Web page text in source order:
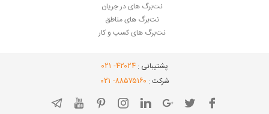
نت‌برگ های در جریان
نت‌برگ های مناطق
نت‌برگ های کسب و کار
پشتیبانی : ۴۲۰۲۴- ۰۲۱
شرکت : ۸۸۵۷۵۱۶۰- ۰۲۱